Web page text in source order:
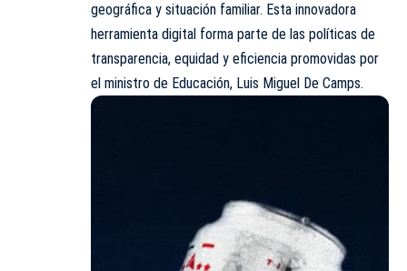
geográfica y situación familiar. Esta innovadora
herramienta digital forma parte de las políticas de
transparencia, equidad y eficiencia promovidas por
el ministro de Educación, Luis Miguel De Camps.